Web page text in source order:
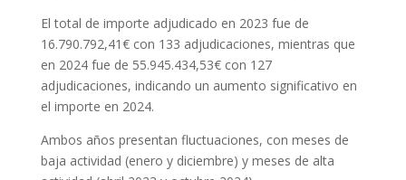
El total de importe adjudicado en 2023 fue de
16.790.792,41€ con 133 adjudicaciones, mientras que
en 2024 fue de 55.945.434,53€ con 127
adjudicaciones, indicando un aumento significativo en
el importe en 2024.
Ambos años presentan fluctuaciones, con meses de
baja actividad (enero y diciembre) y meses de alta